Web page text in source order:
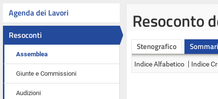
Agenda dei Lavori
Resoconti
Assemblea
Giunte e Commissioni
Audizioni
Resoconto
Stenografico
Indice Alfabetico Indice